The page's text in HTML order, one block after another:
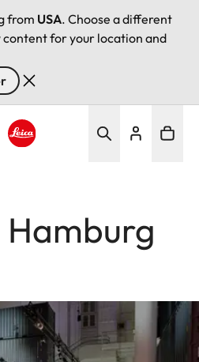
from USA. Choose a different
for your location and